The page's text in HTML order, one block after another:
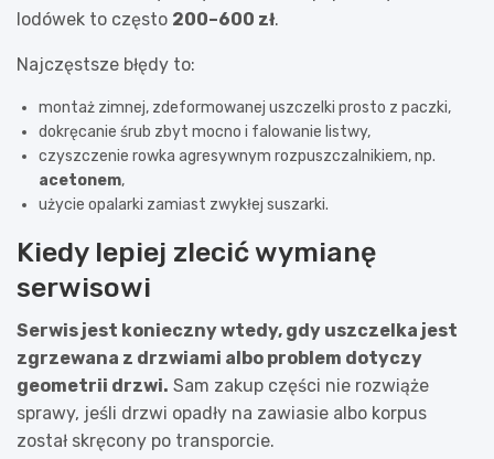
lodówek to często 200–600 zł.
Najczęstsze błędy to:
montaż zimnej, zdeformowanej uszczelki prosto z paczki,
dokręcanie śrub zbyt mocno i falowanie listwy,
czyszczenie rowka agresywnym rozpuszczalnikiem, np.
acetonem,
użycie opalarki zamiast zwykłej suszarki.
Kiedy lepiej zlecić wymianę
serwisowi
Serwis jest konieczny wtedy, gdy uszczelka jest
zgrzewana z drzwiami albo problem dotyczy
geometrii drzwi. Sam zakup części nie rozwiąże
sprawy, jeśli drzwi opadły na zawiasie albo korpus
został skręcony po transporcie.